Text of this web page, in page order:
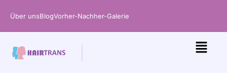
InhaltÜber unsBlogVorher-Nachher-Galerie